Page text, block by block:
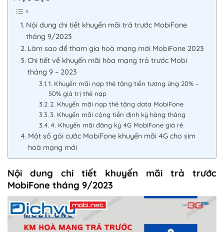
Nội dung chi tiết khuyến mãi trả trước MobiFone
tháng 9/2023
Làm sao để tham gia hoà mạng mới MobiFone 2023
Chi tiết về khuyến mãi hòa mạng trả trước Mobi
tháng 9 – 2023
1. Khuyến mãi nạp thẻ tặng tiền tương ứng 20% –
50% giá trị thẻ nạp
2. Khuyến mãi nạp thẻ tặng data MobiFone
3. Khuyến mãi cộng tiền định kỳ hàng tháng
4. Khuyến mãi đăng ký 4G MobiFone giá rẻ
Một số gói cước MobiFone khuyến mãi 4G cho sim
hoà mạng mới
Nội dung chi tiết khuyến mãi trả trước
MobiFone tháng 9/2023